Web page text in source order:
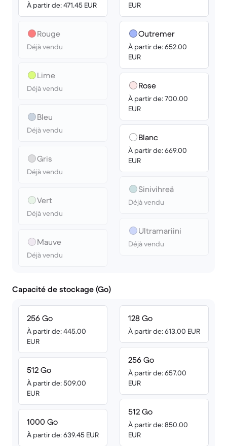
À partir de: 471.45 EUR
Rouge
Déjà vendu
Lime
Déjà vendu
Bleu
Déjà vendu
Gris
Déjà vendu
Vert
Déjà vendu
Mauve
Déjà vendu
EUR
Outremer
À partir de: 652.00
EUR
Rose
À partir de: 700.00
EUR
Blanc
À partir de: 669.00
EUR
Sini­­vihreä
Déjà vendu
Ultra­mariini
Déjà vendu
Capacité de stockage (Go)
256 Go
À partir de: 445.00
EUR
512 Go
À partir de: 509.00
EUR
1000 Go
À partir de: 639.45 EUR
128 Go
À partir de: 613.00 EUR
256 Go
À partir de: 657.00
EUR
512 Go
À partir de: 850.00
EUR